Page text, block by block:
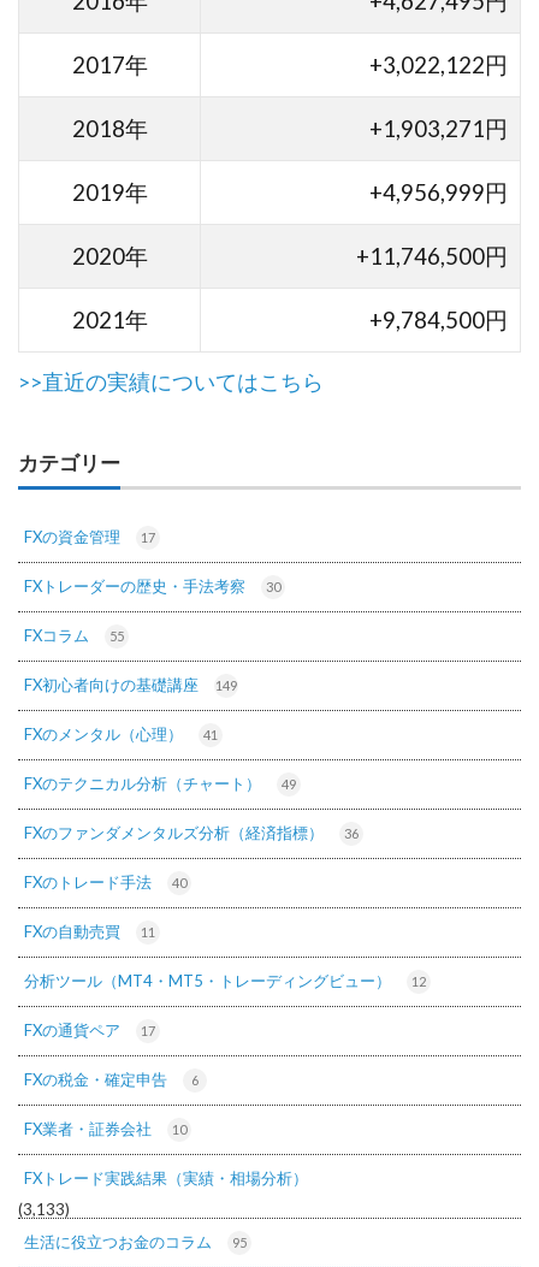
2017年 +3,022,122円
2018年 +1,903,271円
2019年 +4,956,999円
2020年 +11,746,500円
2021年 +9,784,500円
>>直近の実績についてはこちら
カテゴリー
FXの資金管理 17
FXトレーダーの歴史・手法考察 30
FXコラム 55
FX初心者向けの基礎講座 149
FXのメンタル（心理） 41
FXのテクニカル分析（チャート） 49
FXのファンダメンタルズ分析（経済指標） 36
FXのトレード手法 40
FXの自動売買 11
分析ツール（MT4・MT5・トレーディングビュー） 12
FXの通貨ペア 17
FXの税金・確定申告 6
FX業者・証券会社 10
FXトレード実践結果（実績・相場分析）
(3,133)
生活に役立つお金のコラム
95